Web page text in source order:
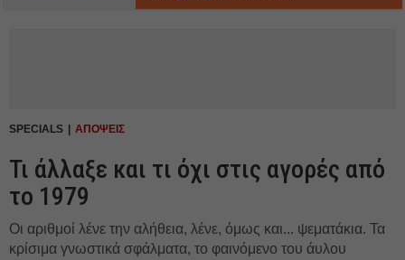
SPECIALS ΑΠΟΨΕΙΣ
Τι άλλαξε και τι όχι στις αγορές από
το 1979
Οι αριθμοί λένε την αλήθεια, λένε, όμως και... ψεματάκια. Τα
κρίσιμα γνωστικά σφάλματα, το φαινόμενο του άυλου